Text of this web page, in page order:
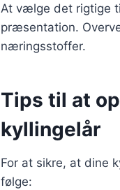
At vælge det rigtige
præsentation.
næringsstoffer.
Tips til at
kyllingelår
For at sikre, at dine
følge: